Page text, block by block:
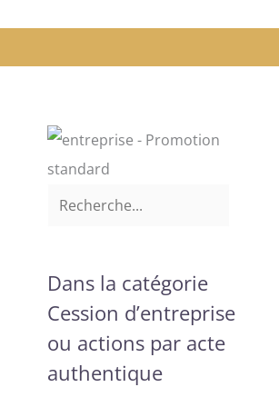
Dans la catégorie
Cession d’entreprise
ou actions par acte
authentique